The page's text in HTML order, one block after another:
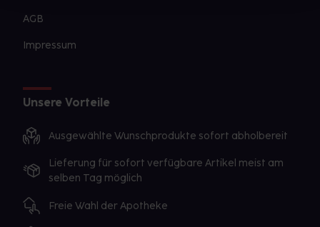
AGB
Impressum
Unsere Vorteile
Ausgewählte Wunschprodukte sofort abholbereit
Lieferung für sofort verfügbare Artikel meist am
selben Tag möglich
Freie Wahl der Apotheke